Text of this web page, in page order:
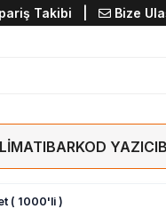
Takibi Bize
BARKOD YAZICI
( 1000'li )